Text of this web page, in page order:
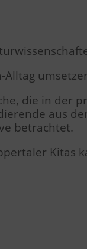
die in der
aus
betrachtet.
Kitas